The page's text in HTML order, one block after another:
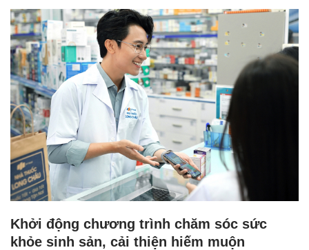
Khởi động chương trình chăm sóc sức
khỏe sinh sản, cải thiện hiếm muộn